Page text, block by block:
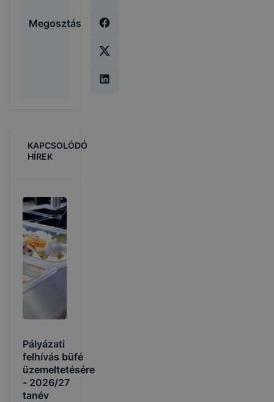
Megosztás
KAPCSOLÓDÓ
HÍREK
Pályázati
felhívás büfé
üzemeltetésére
- 2026/27
tanév